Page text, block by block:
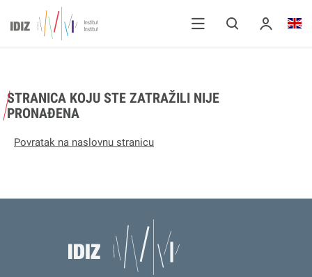
STRANICA KOJU STE ZATRAŽILI NIJE
PRONAĐENA
Povratak na naslovnu stranicu